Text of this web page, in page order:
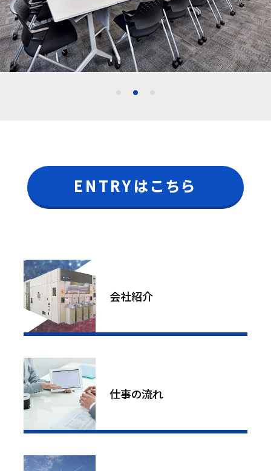
ENTRYはこちら
会社紹介
仕事の流れ